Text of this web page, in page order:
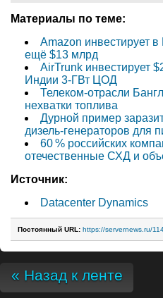
Материалы по теме:
Amazon инвестирует
ещё $13 млрд
AirTrunk инвестирует
Индии 3-ГВт ЦОД
Телеком-отрасли
нехватки топлива
Дурной пример
дизель-генераторов для
60 % российских
отечественные СХД и
Источник:
Datacenter Dynamics
Постоянный URL: https://servernews.ru/
« Назад к ленте